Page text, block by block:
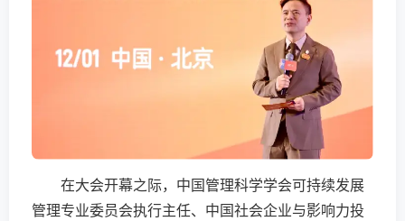
在大会开幕之际，中国管理科学学会可持续发展
管理专业委员会执行主任、中国社会企业与影响力投